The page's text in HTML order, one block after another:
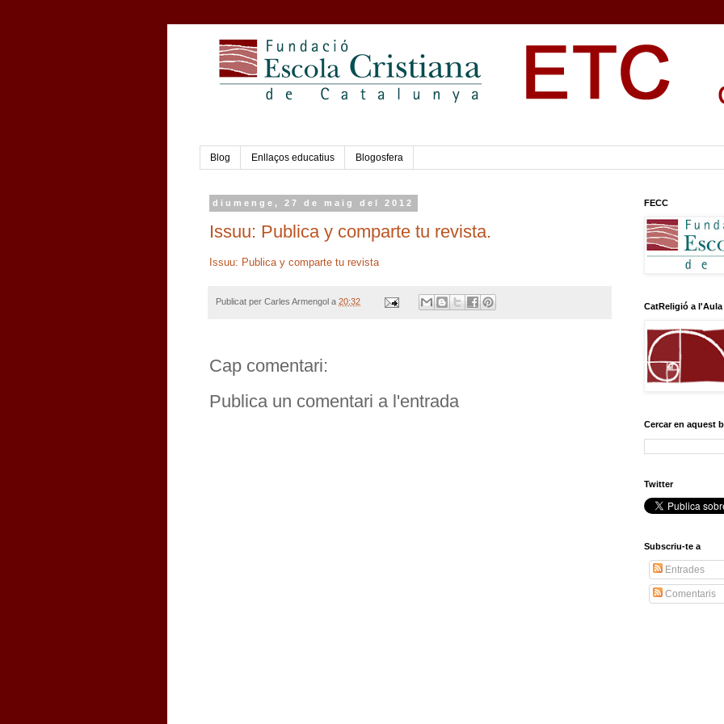
Blog Enllaços educatius Blogosfera
diumenge, 27 de maig del 2012
Issuu: Publica y comparte tu revista.
Issuu: Publica y comparte tu revista
Publicat per Carles Armengol a 20:32
Cap comentari:
Publica un comentari a l'entrada
FECC
CatReligió a l'Aula
Cercar en aquest
Twitter
Subscriu-te a
Entrades
Comentaris